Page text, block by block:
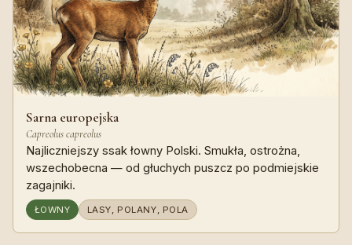
Sarna europejska
Capreolus capreolus
Najliczniejszy ssak łowny Polski. Smukła, ostrożna,
wszechobecna — od głuchych puszcz po podmiejskie
zagajniki.
ŁOWNY LASY, POLANY, POLA